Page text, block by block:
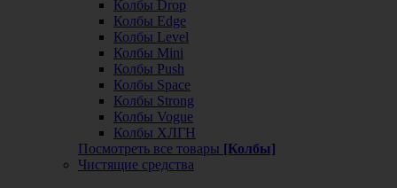
Колбы Drop
Колбы Edge
Колбы Level
Колбы Mini
Колбы Push
Колбы Space
Колбы Strong
Колбы Vogue
Колбы ХЛГН
Посмотреть все товары [Колбы]
Чистящие средства